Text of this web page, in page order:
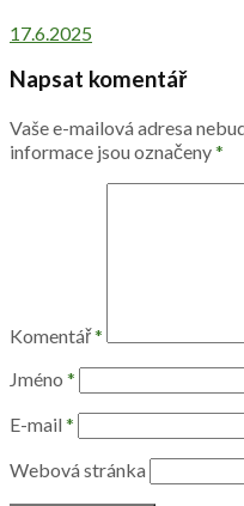
17.6.2025
Napsat komentář
Vaše e-mailová adresa
informace jsou označeny*
Komentář*
Jméno *
E-mail *
Webová stránka